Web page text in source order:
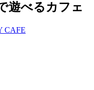
遊べるカフェ